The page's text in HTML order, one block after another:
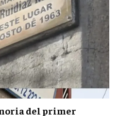
del primer